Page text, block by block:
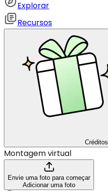
Explorar
Recursos
Créditos
Montagem virtual
Envie uma foto para começar
Adicionar uma foto